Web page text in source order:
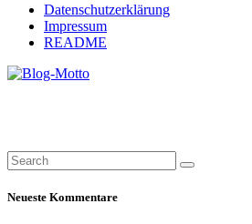
Datenschutzerklärung
Impressum
README
Neueste Kommentare